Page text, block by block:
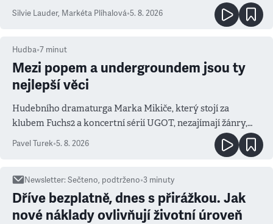
Silvie Lauder, Markéta Plíhalová•5. 8. 2026
Hudba•7 minut
Mezi popem a undergroundem jsou ty
nejlepší věci
Hudebního dramaturga Marka Mikiče, který stojí za
klubem Fuchs2 a koncertní sérií UGOT, nezajímají žánry,
ale atmosféra
Pavel Turek•5. 8. 2026
Newsletter:Sečteno, podtrženo•3 minuty
Dříve bezplatně, dnes s přirážkou. Jak
nové náklady ovlivňují životní úroveň